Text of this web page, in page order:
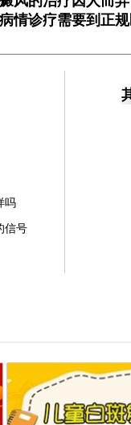
情诊疗需要到正
吗
信号